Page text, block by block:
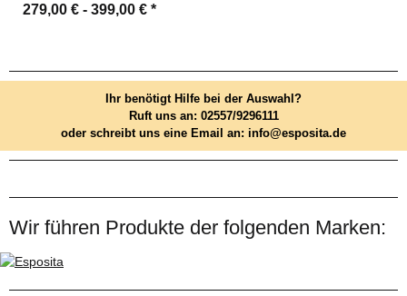
279,00 € - 399,00 € *
Ihr benötigt Hilfe bei der Auswahl?
Ruft uns an: 02557/9296111
oder schreibt uns eine Email an: info@esposita.de
Wir führen Produkte der folgenden Marken: